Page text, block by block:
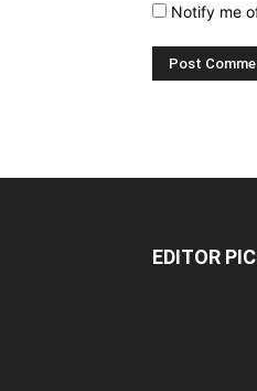
Notify me
EDITOR